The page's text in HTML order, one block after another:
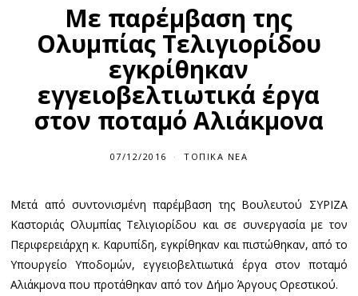
Με παρέμβαση της
Ολυμπίας Τελιγιορίδου
εγκρίθηκαν
εγγειοβελτιωτικά έργα
στον ποταμό Αλιάκμονα
07/12/2016 ΤΟΠΙΚΆ ΝΈΑ
Μετά από συντονισμένη παρέμβαση της Βουλευτού ΣΥΡΙΖΑ
Καστοριάς Ολυμπίας Τελιγιορίδου και σε συνεργασία με τον
Περιφερειάρχη κ. Καρυπίδη, εγκρίθηκαν και πιστώθηκαν, από το
Υπουργείο Υποδομών, εγγειοβελτιωτικά έργα στον ποταμό
Αλιάκμονα που προτάθηκαν από τον Δήμο Άργους Ορεστικού.